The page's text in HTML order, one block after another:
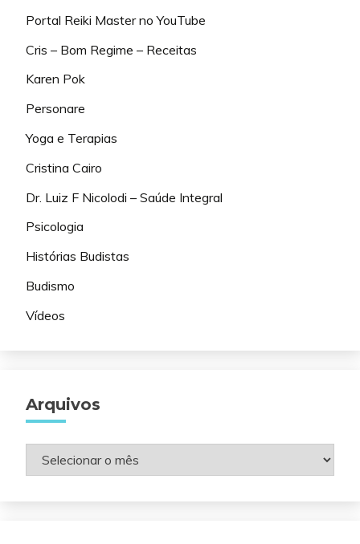
Portal Reiki Master no YouTube
Cris – Bom Regime – Receitas
Karen Pok
Personare
Yoga e Terapias
Cristina Cairo
Dr. Luiz F Nicolodi – Saúde Integral
Psicologia
Histórias Budistas
Budismo
Vídeos
Arquivos
Arquivos